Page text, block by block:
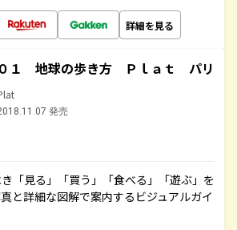
詳細を見る
０１ 地球の歩き方 Ｐｌａｔ パリ
発売
「見る」「買う」「食べる」「遊ぶ」を
と詳細な図解で案内するビジュアルガイ